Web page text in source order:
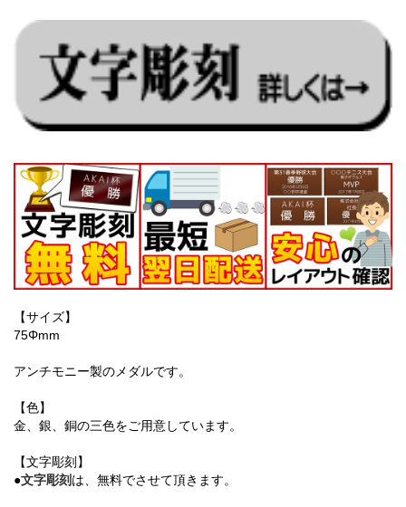
【サイズ】
75Φmm
アンチモニー製のメダルです。
【色】
金、銀、銅の三色をご用意しています。
【文字彫刻】
●文字彫刻は、無料でさせて頂きます。